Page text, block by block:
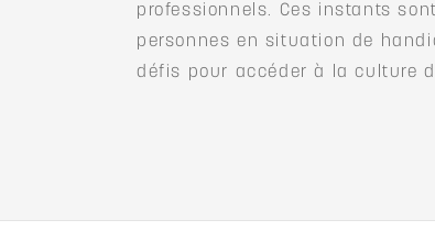
professionnels. Ces instants
personnes en situation de
défis pour accéder à la culture